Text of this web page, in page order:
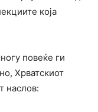
која
повеќе ги
Хрватскиот
наслов: